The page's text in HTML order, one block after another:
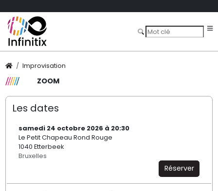
Improvisation
ZOOM
Les dates
samedi 24 octobre 2026 à 20:30
Le Petit Chapeau Rond Rouge
1040 Etterbeek
Bruxelles
Réserver